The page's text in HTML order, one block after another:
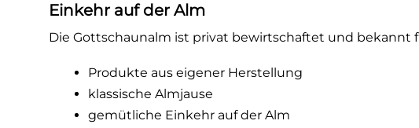
Einkehr auf der Alm
Die Gottschaunalm ist privat bewirtschaftet und bekannt
Produkte aus eigener Herstellung
klassische Almjause
gemütliche Einkehr auf der Alm